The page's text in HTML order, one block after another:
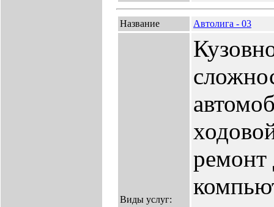
Название Автолига - 03
Виды услуг:
ремонт